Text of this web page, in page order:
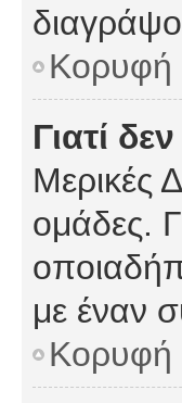
Κορυφή
Γιατί
Μερικές
ομάδες.
με έναν
Κορυφή